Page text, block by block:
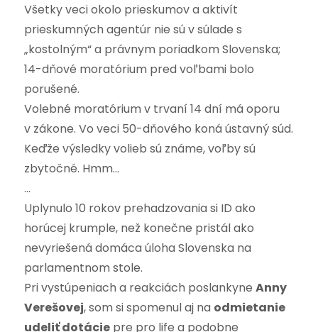
Všetky veci okolo prieskumov a aktivít
prieskumných agentúr nie sú v súlade s
„kostolným“ a právnym poriadkom Slovenska;
14-dňové moratórium pred voľbami bolo
porušené.
Volebné moratórium v trvaní 14 dní má oporu
v zákone. Vo veci 50-dňového koná ústavný súd.
Keďže výsledky volieb sú známe, voľby sú
zbytočné. Hmm…
…
Uplynulo 10 rokov prehadzovania si ID ako
horúcej krumple, než konečne pristál ako
nevyriešená domáca úloha Slovenska na
parlamentnom stole.
Pri vystúpeniach a reakciách poslankyne Anny
Verešovej, som si spomenul aj na odmietanie
udeliť dotáciepre pro life a podobne